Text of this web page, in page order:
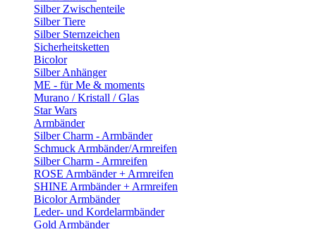
Silber Zwischenteile
Silber Tiere
Silber Sternzeichen
Sicherheitsketten
Bicolor
Silber Anhänger
ME - für Me & moments
Murano / Kristall / Glas
Star Wars
Armbänder
Silber Charm - Armbänder
Schmuck Armbänder/Armreifen
Silber Charm - Armreifen
ROSE Armbänder + Armreifen
SHINE Armbänder + Armreifen
Bicolor Armbänder
Leder- und Kordelarmbänder
Gold Armbänder